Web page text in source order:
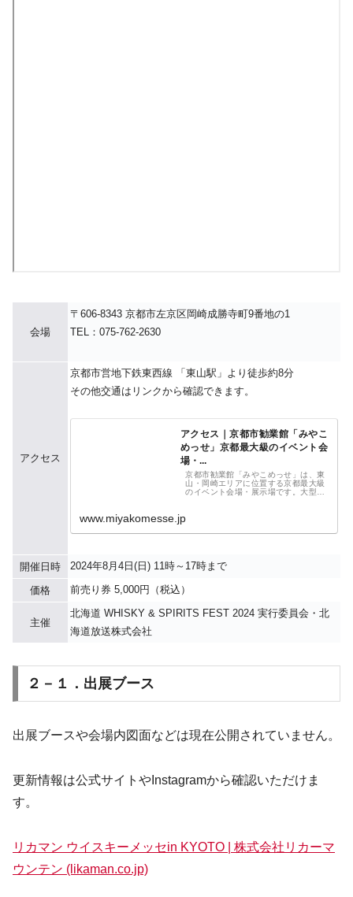
会場
〒606-8343 京都市左京区岡崎成勝寺町9番地の1
TEL：075-762-2630
アクセス
京都市営地下鉄東西線 「東山駅」より徒歩約8分
その他交通はリンクから確認できます。
アクセス｜京都市勧業館「みやこ
めっせ」京都最大級のイベント会
場・...
京都市勧業館「みやこめっせ」は、東
山・岡崎エリアに位置する京都最大級
のイベント会場・展示場です。大型の
分。市バスでもお越しいただけます。
www.miyakomesse.jp
開催日時 2024年8月4日(日) 11時～17時まで
価格 前売り券 5,000円（税込）
主催
北海道 WHISKY & SPIRITS FEST 2024 実行委員会・北
海道放送株式会社
２－１．出展ブース
出展ブースや会場内図面などは現在公開されていません。
更新情報は公式サイトやInstagramから確認いただけま
す。
リカマン ウイスキーメッセin KYOTO | 株式会社リカーマ
ウンテン (likaman.co.jp)